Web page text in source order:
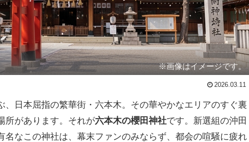
※画像はイメージです。
2026.03.11
、日本屈指の繁華街・六本木。その華やかなエリアのすぐ裏
所があります。それが六本木の櫻田神社です。新選組の沖田
名なこの神社は、幕末ファンのみならず、都会の喧騒に疲れ